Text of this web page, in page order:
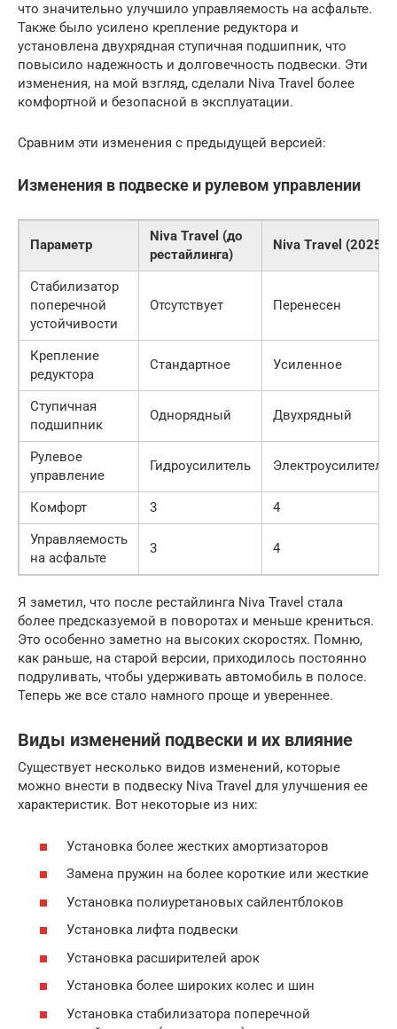
что значительно улучшило управляемость на асфальте.
Также было усилено крепление редуктора и
установлена двухрядная ступичная подшипник, что
повысило надежность и долговечность подвески. Эти
изменения, на мой взгляд, сделали Niva Travel более
комфортной и безопасной в эксплуатации.
Сравним эти изменения с предыдущей версией:
Изменения в подвеске и рулевом управлении
Параметр
Niva Travel (до
рестайлинга)
Niva Travel (2025)
Стабилизатор
поперечной
устойчивости
Отсутствует Перенесен
Крепление
редуктора
Стандартное Усиленное
Ступичная
подшипник
Однорядный Двухрядный
Рулевое
управление
Гидроусилитель Электроусилитель
Комфорт 3
4
Управляемость
на асфальте
3 4
Я заметил, что после рестайлинга Niva Travel стала
более предсказуемой в поворотах и меньше крениться.
Это особенно заметно на высоких скоростях. Помню,
как раньше, на старой версии, приходилось постоянно
подруливать, чтобы удерживать автомобиль в полосе.
Теперь же все стало намного проще и увереннее.
Виды изменений подвески и их влияние
Существует несколько видов изменений, которые
можно внести в подвеску Niva Travel для улучшения ее
характеристик. Вот некоторые из них:
Установка более жестких амортизаторов
Замена пружин на более короткие или жесткие
Установка полиуретановых сайлентблоков
Установка лифта подвески
Установка расширителей арок
Установка более широких колес и шин
Установка стабилизатора поперечной